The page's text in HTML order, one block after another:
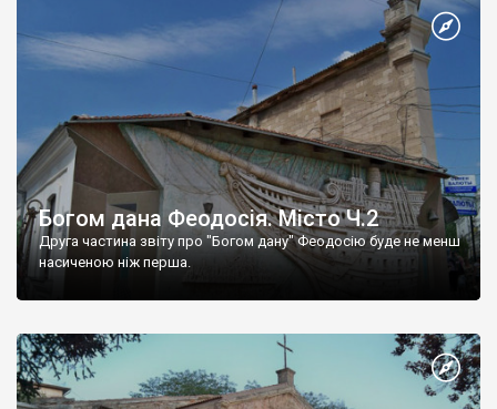
Богом дана Феодосія. Місто Ч.2
Друга частина звіту про "Богом дану" Феодосію буде не менш
насиченою ніж перша.